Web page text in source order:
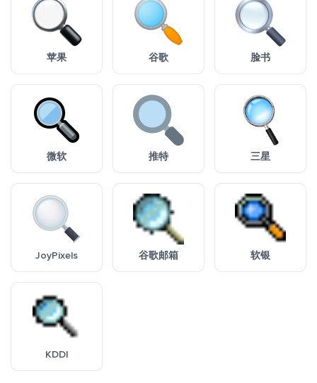
苹果 谷歌 脸书
微软 推特 三星
JoyPixels 谷歌邮箱 软银
KDDI